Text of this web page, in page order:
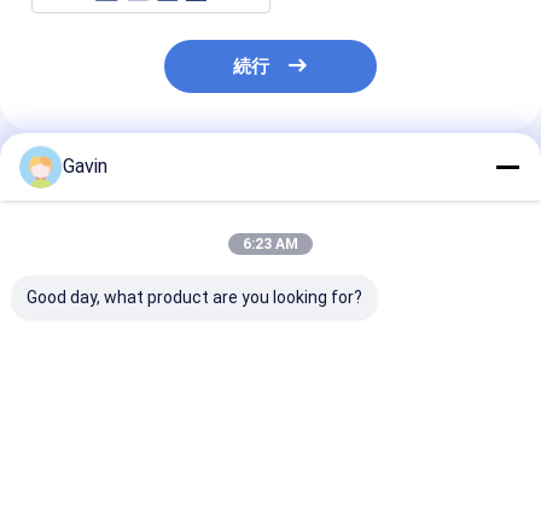
続行
推薦されたプロダクト
Gavin
6:23 AM
Good day, what product are you looking for?